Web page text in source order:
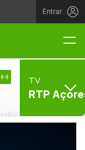
Entrar
TV
RTP